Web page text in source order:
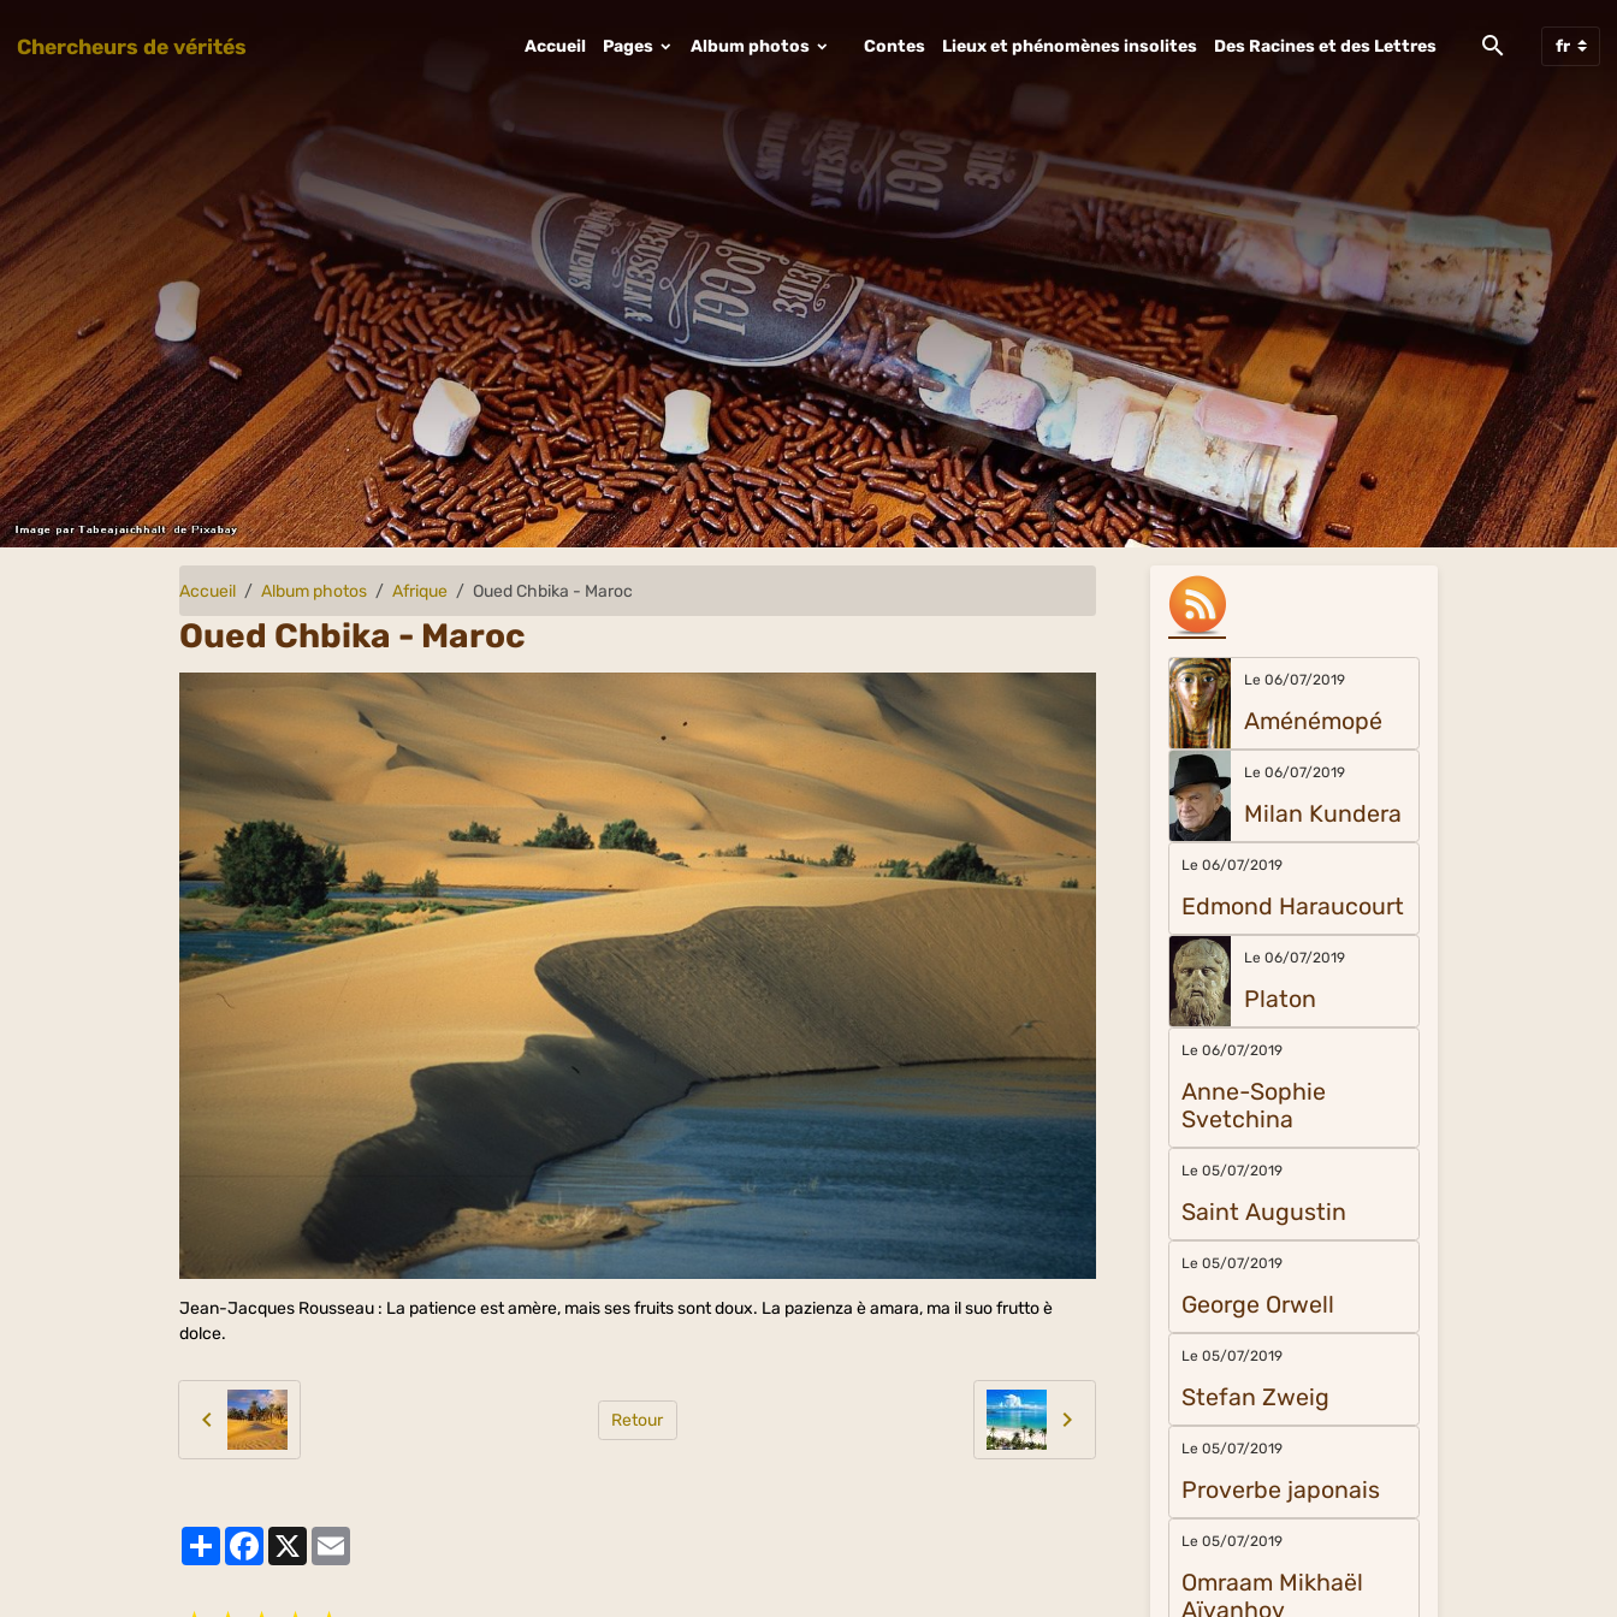
Chercheurs de vérités Accueil Pages Album photos Contes Lieux et phénomènes insolites Des Racines et des Lettres
Accueil Album photos Afrique Oued Chbika - Maroc
Oued Chbika - Maroc
Jean-Jacques Rousseau : La patience est amère, mais ses fruits sont doux. La pazienza è amara, ma il suo frutto è
dolce.
Retour
PartagerFacebook
X
Le 06/07/2019
Aménémopé
Le 06/07/2019
Milan Kundera
Le 06/07/2019
Edmond Haraucourt
Le 06/07/2019
Platon
Le 06/07/2019
Anne-Sophie
Svetchina
Le 05/07/2019
Saint Augustin
Le 05/07/2019
George Orwell
Le 05/07/2019
Stefan Zweig
Le 05/07/2019
Proverbe japonais
Le 05/07/2019
Omraam Mikhaël
Aïvanhov